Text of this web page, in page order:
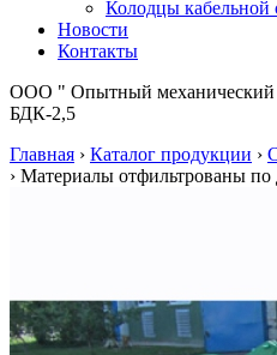
Колодцы
Новости
Контакты
ООО " Опытный механический
БДК-2,5
Главная › Каталог продукции ›
› Материалы отфильтрованы по